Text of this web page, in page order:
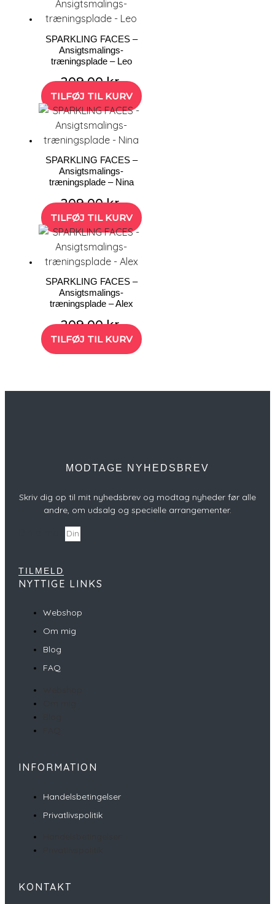
SPARKLING FACES –
Ansigtsmalings-
træningsplade – Leo
209,00kr.
TILFØJ TIL KURV
SPARKLING FACES –
Ansigtsmalings-
træningsplade – Nina
209,00kr.
TILFØJ TIL KURV
SPARKLING FACES –
Ansigtsmalings-
træningsplade – Alex
209,00kr.
TILFØJ TIL KURV
MODTAGE NYHEDSBREV
Skriv dig op til mit nyhedsbrev og modtag nyheder før alle
andre, om udsalg og specielle arrangementer.
TILMELD
NYTTIGE LINKS
Webshop
Om mig
Blog
FAQ
INFORMATION
Handelsbetingelser
Privatlivspolitik
KONTAKT